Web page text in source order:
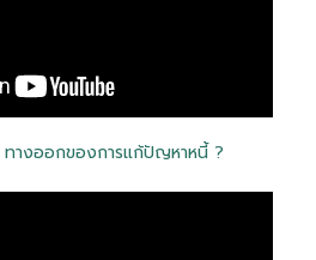
างออกของการแก้ปัญหาหนี้ ?